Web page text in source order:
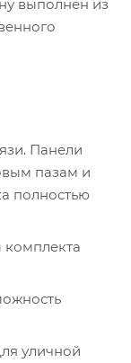
выполнен из
Панели
пазам и
полностью
комплекта
уличной